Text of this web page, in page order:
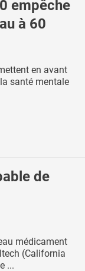
empêche
à 60
en avant
santé mentale
de
médicament
(California
...